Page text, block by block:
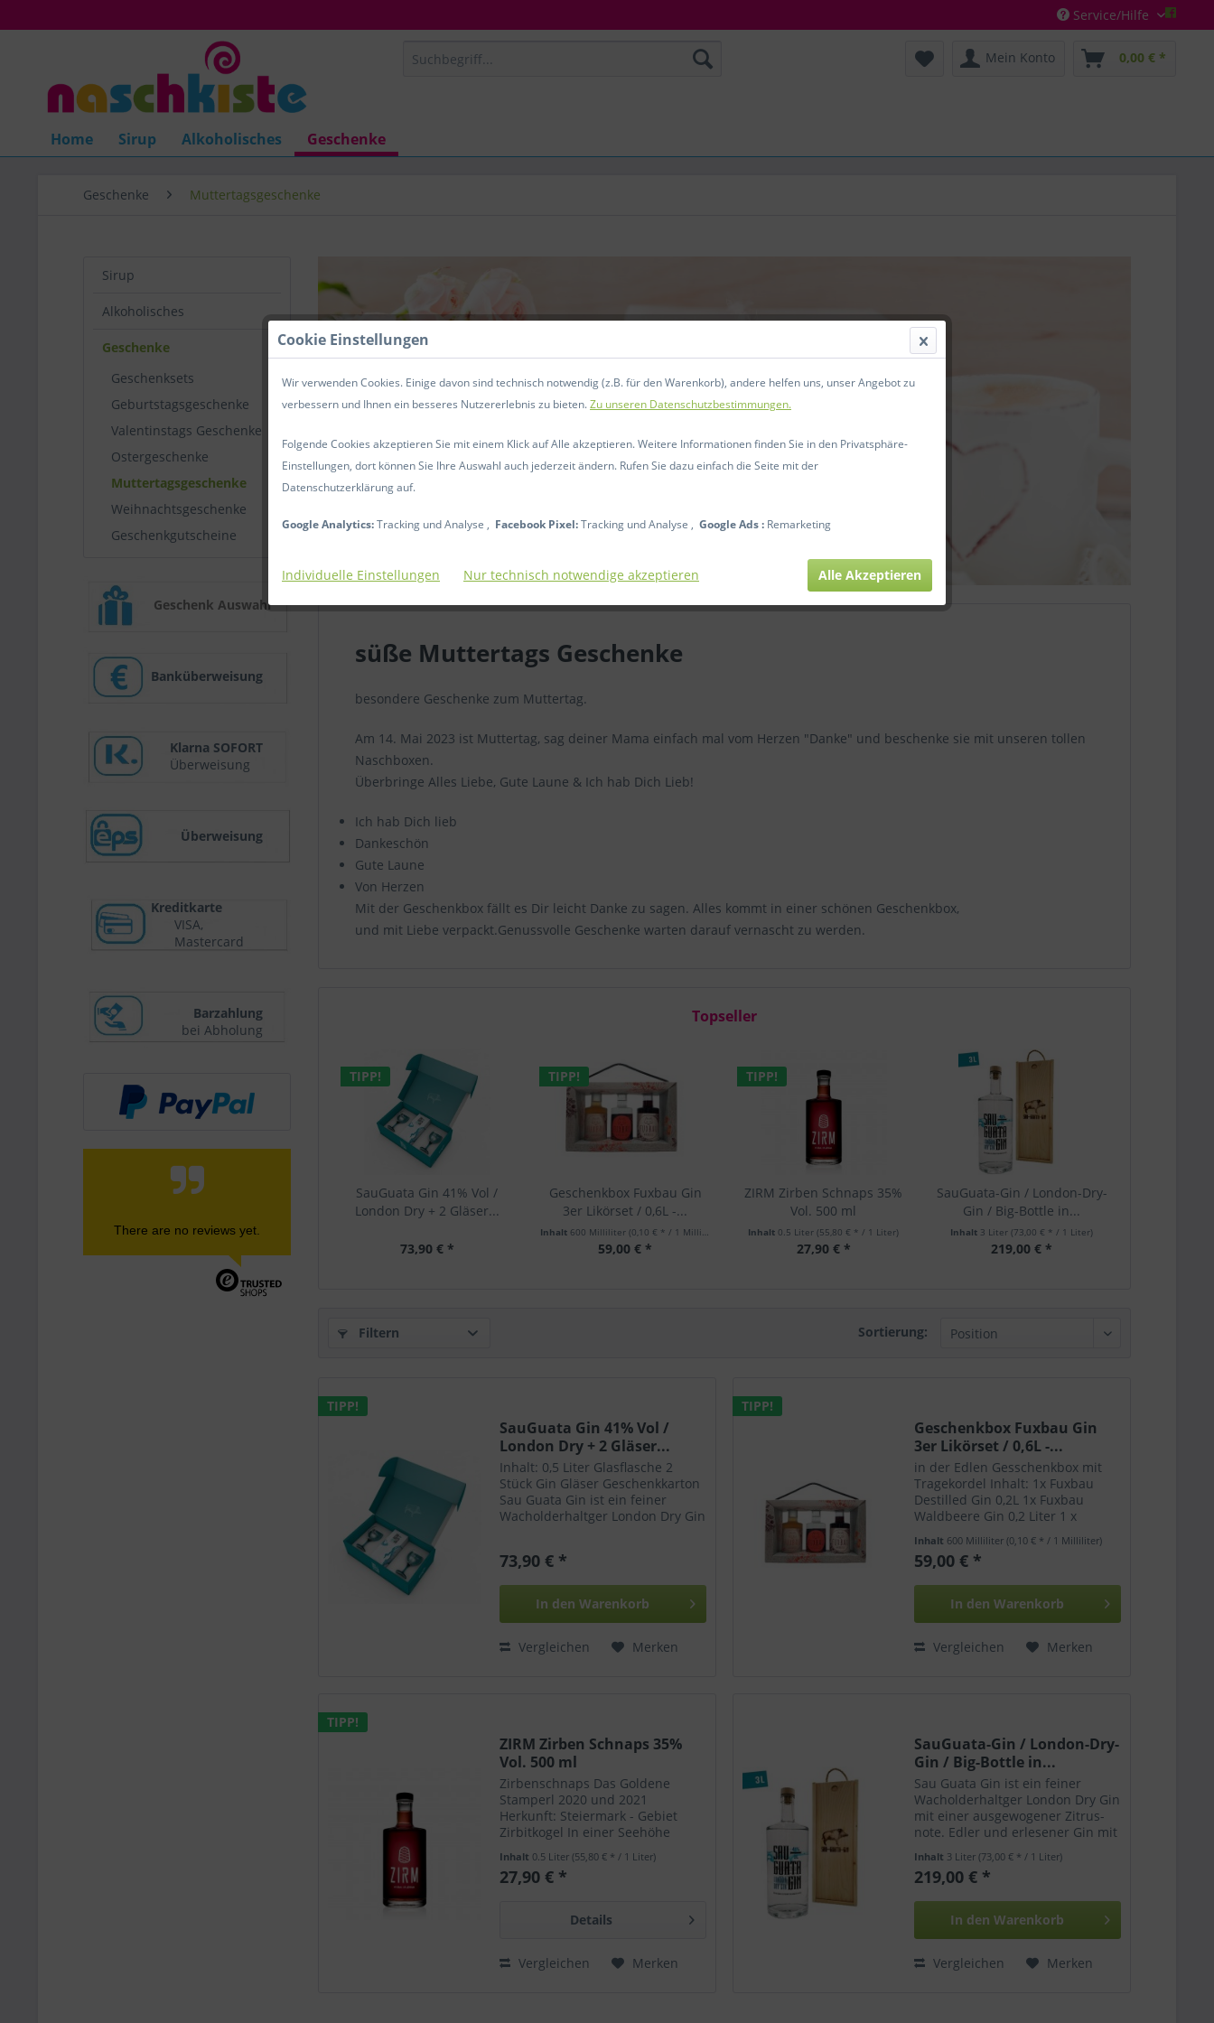
Service/Hilfe
Mein Konto 0,00 € *
Home Sirup Alkoholisches Geschenke
Geschenke Muttertagsgeschenke
Sirup
Alkoholisches
Geschenke
Geschenksets
Geburtstagsgeschenke
Valentinstags Geschenke
Ostergeschenke
Muttertagsgeschenke
Weihnachtsgeschenke
Geschenkgutscheine
Geschenk Auswahl
Banküberweisung
Klarna SOFORT
Überweisung
Überweisung
Kreditkarte
VISA,
Mastercard
Barzahlung
bei Abholung
There are no reviews yet.
süße Muttertags Geschenke
besondere Geschenke zum Muttertag.
Am 14. Mai 2023 ist Muttertag, sag deiner Mama einfach mal vom Herzen "Danke" und beschenke sie mit unseren tollen
Naschboxen.
Überbringe Alles Liebe, Gute Laune & Ich hab Dich Lieb!
Ich hab Dich lieb
Dankeschön
Gute Laune
Von Herzen
Mit der Geschenkbox fällt es Dir leicht Danke zu sagen. Alles kommt in einer schönen Geschenkbox,
und mit Liebe verpackt.Genussvolle Geschenke warten darauf vernascht zu werden.
Topseller
TIPP!
SauGuata Gin 41% Vol /
London Dry + 2 Gläser...
73,90 € *
TIPP!
Geschenkbox Fuxbau Gin
3er Likörset / 0,6L -...
Inhalt 600 Milliliter (0,10 € * / 1 Milliliter)
59,00 € *
TIPP!
ZIRM Zirben Schnaps 35%
Vol. 500 ml
Inhalt 0.5 Liter(55,80 € * / 1 Liter)
27,90 € *
SauGuata-Gin / London-Dry-
Gin / Big-Bottle in...
Inhalt 3 Liter(73,00 € * / 1 Liter)
219,00 € *
Filtern Sortierung:
TIPP!
SauGuata Gin 41% Vol /
London Dry + 2 Gläser...
Inhalt: 0,5 Liter Glasflasche 2
Stück Gin Gläser Geschenkkarton
Sau Guata Gin ist ein feiner
Wacholderhaltger London Dry Gin
hervorragenden Essenzen
73,90 € *
In den Warenkorb
Vergleichen Merken
TIPP!
Geschenkbox Fuxbau Gin
3er Likörset / 0,6L -...
in der Edlen Gesschenkbox mit
Tragekordel Inhalt: 1x Fuxbau
Destilled Gin 0,2L 1x Fuxbau
Waldbeere Gin 0,2 Liter 1 x
dies Naschbox als: Dankeschön
Herzlichen Glückwunsch Gute
Nervennahrung...
Inhalt 600 Milliliter(0,10 € * / 1 Milliliter)
59,00 € *
In den Warenkorb
Vergleichen Merken
TIPP!
ZIRM Zirben Schnaps 35%
Vol. 500 ml
Zirbenschnaps Das Goldene
Stamperl 2020 und 2021
Herkunft: Steiermark - Gebiet
Zirbitkogel In einer Seehöhe
1600 bis 1900 Metern per Hand
geentet und am selben Tag ohne
Inhalt 0.5 Liter(55,80 € * / 1 Liter)
27,90 € *
Details
Vergleichen Merken
SauGuata-Gin / London-Dry-
Gin / Big-Bottle in...
Sau Guata Gin ist ein feiner
Wacholderhaltger London Dry Gin
mit einer ausgewogener Zitrus-
note. Edler und erlesener Gin mit
bringen den vollsten Genuss an
heißen Tagen. Dieser wird unter
strengen EU...
Inhalt 3 Liter(73,00 € * / 1 Liter)
219,00 € *
In den Warenkorb
Vergleichen Merken
Cookie Einstellungen
Wir verwenden Cookies. Einige davon sind technisch notwendig (z.B. für den Warenkorb), andere helfen uns, unser Angebot zu
verbessern und Ihnen ein besseres Nutzererlebnis zu bieten.Zu unseren Datenschutzbestimmungen.
Folgende Cookies akzeptieren Sie mit einem Klick auf Alle akzeptieren. Weitere Informationen finden Sie in den Privatsphäre-
Einstellungen, dort können Sie Ihre Auswahl auch jederzeit ändern. Rufen Sie dazu einfach die Seite mit der
Datenschutzerklärung auf.
Google Analytics:Tracking und Analyse , Facebook Pixel:Tracking und Analyse , Google Ads : Remarketing
Individuelle Einstellungen Nur technisch notwendige akzeptieren Alle Akzeptieren